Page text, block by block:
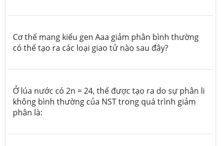
Cơ thể mang kiểu gen Aaa giảm phân bình thường
có thể tạo ra các loại giao tử nào sau đây?
Ở lúa nước có 2n = 24, thể được tạo ra do sự phân li
không bình thường của NST trong quá trình giảm
phân là: